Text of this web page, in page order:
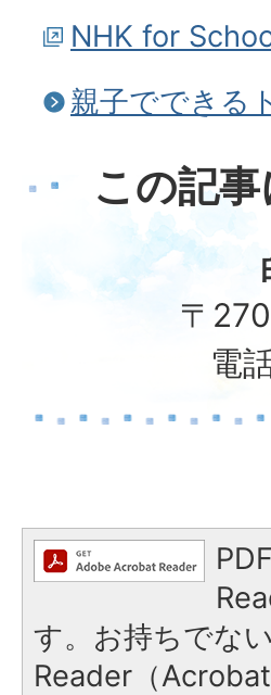
NHK for
親子でできる
この記
〒
電
す。お持ちでな
Reader（